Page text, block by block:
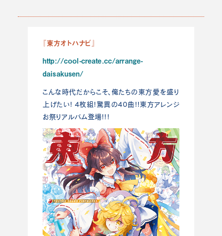
『東方オトハナビ』
http://cool-create.cc/arrange-
daisakusen/
こんな時代だからこそ、俺たちの東方愛を盛り
上げたい! 4枚組!驚異の40曲!!東方アレンジ
お祭りアルバム登場!!!